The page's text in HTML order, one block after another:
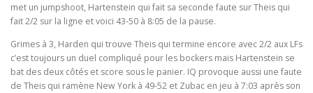
met un jumpshoot, Hartenstein qui fait sa seconde faute sur Theis qui
fait 2/2 sur la ligne et voici 43-50 à 8:05 de la pause.
Grimes à 3, Harden qui trouve Theis qui termine encore avec 2/2 aux LFs
c’est toujours un duel compliqué pour les bockers mais Hartenstein se
bat des deux côtés et score sous le panier. IQ provoque aussi une faute
de Theis qui ramène New York à 49-52 et Zubac en jeu à 7:03 après son